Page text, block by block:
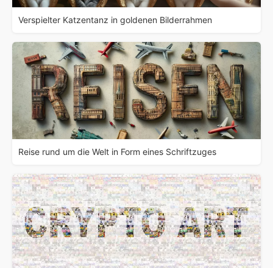
Verspielter Katzentanz in goldenen Bilderrahmen
Reise rund um die Welt in Form eines Schriftzuges